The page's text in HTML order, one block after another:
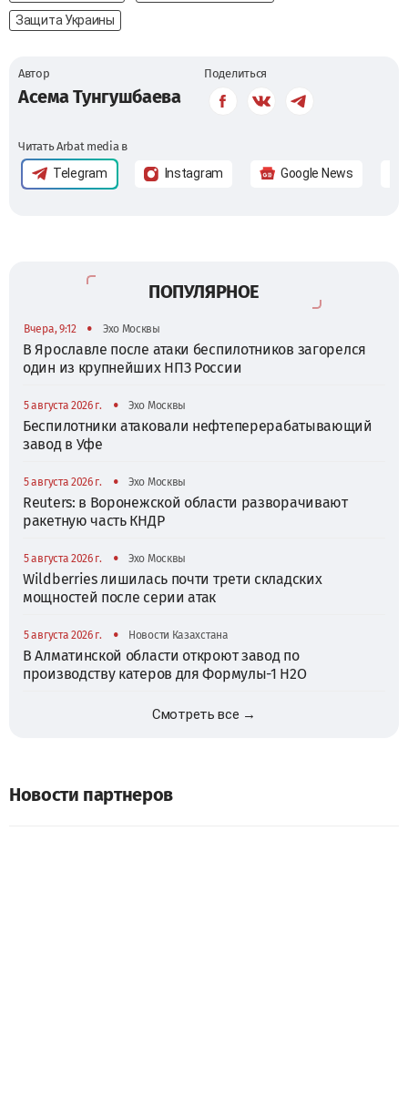
Защита Украины
Автор
Асема Тунгушбаева
Поделиться
Читать Arbat media в
Telegram Instagram Google News
ПОПУЛЯРНОЕ
Вчера, 9:12 • Эхо Москвы
В Ярославле после атаки беспилотников загорелся
один из крупнейших НПЗ России
5 августа 2026 г. • Эхо Москвы
Беспилотники атаковали нефтеперерабатывающий
завод в Уфе
5 августа 2026 г. • Эхо Москвы
Reuters: в Воронежской области разворачивают
ракетную часть КНДР
5 августа 2026 г. • Эхо Москвы
Wildberries лишилась почти трети складских
мощностей после серии атак
5 августа 2026 г. • Новости Казахстана
В Алматинской области откроют завод по
производству катеров для Формулы-1 H2O
Смотреть все →
Новости партнеров